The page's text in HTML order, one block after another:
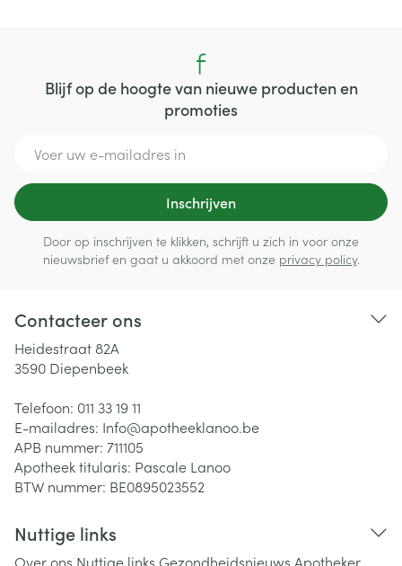
Blijf op de hoogte van nieuwe producten en
promoties
Inschrijven
Door op inschrijven te klikken, schrijft u zich in voor onze
nieuwsbrief en gaat u akkoord met onze privacy policy.
Contacteer ons
Heidestraat 82A
3590 Diepenbeek
Telefoon: 011 33 19 11
E-mailadres: Info@apotheeklanoo.be
APB nummer: 711105
Apotheek titularis: Pascale Lanoo
BTW nummer: BE0895023552
Nuttige links
Over ons Nuttige links Gezondheidsnieuws Apotheker